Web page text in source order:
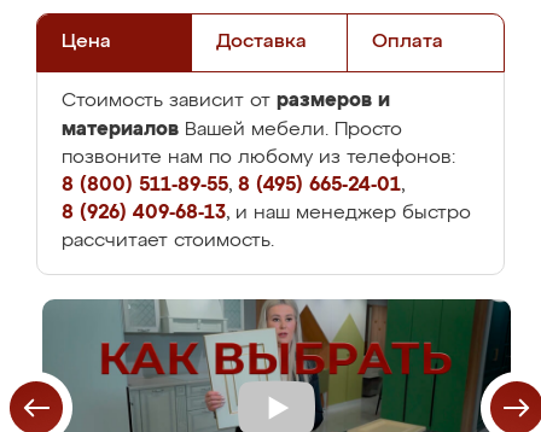
Цена Доставка Оплата
Стоимость зависит от размеров и
материалов Вашей мебели. Просто
позвоните нам по любому из телефонов:
8 (800) 511-89-55, 8 (495) 665-24-01,
8 (926) 409-68-13, и наш менеджер быстро
рассчитает стоимость.